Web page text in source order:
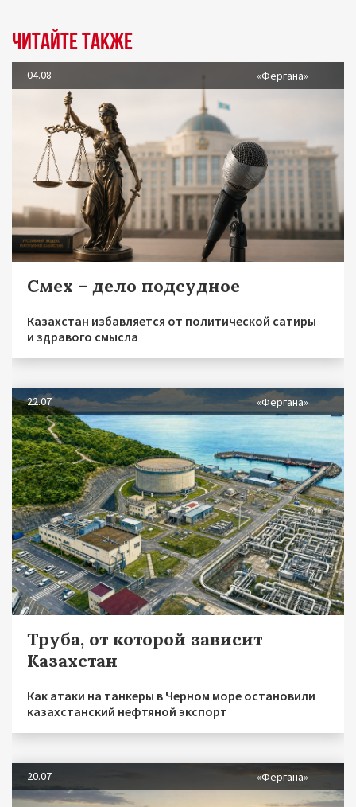
Читайте также
04.08 «Фергана»
Смех – дело подсудное
Казахстан избавляется от политической сатиры
и здравого смысла
22.07 «Фергана»
Труба, от которой зависит
Казахстан
Как атаки на танкеры в Черном море остановили
казахстанский нефтяной экспорт
20.07 «Фергана»